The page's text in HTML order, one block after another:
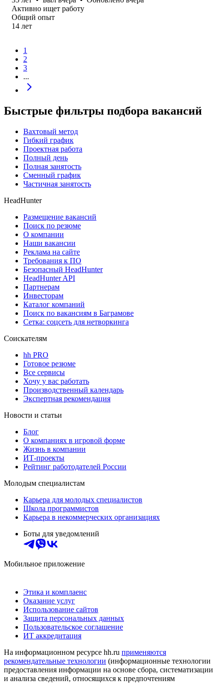
Активно ищет работу
Общий опыт
14 лет
1
2
3
...
Быстрые фильтры подбора вакансий
Вахтовый метод
Гибкий график
Проектная работа
Полный день
Полная занятость
Сменный график
Частичная занятость
HeadHunter
Размещение вакансий
Поиск по резюме
О компании
Наши вакансии
Реклама на сайте
Требования к ПО
Безопасный HeadHunter
HeadHunter API
Партнерам
Инвесторам
Каталог компаний
Поиск по вакансиям в Баграмове
Сетка: соцсеть для нетворкинга
Соискателям
hh PRO
Готовое резюме
Все сервисы
Хочу у вас работать
Производственный календарь
Экспертная рекомендация
Новости и статьи
Блог
О компаниях в игровой форме
Жизнь в компании
ИТ-проекты
Рейтинг работодателей России
Молодым специалистам
Карьера для молодых специалистов
Школа программистов
Карьера в некоммерческих организациях
Боты для уведомлений
Мобильное приложение
Этика и комплаенс
Оказание услуг
Использование сайтов
Защита персональных данных
Пользовательское соглашение
ИТ аккредитация
На информационном ресурсе hh.ru применяются
рекомендательные технологии (информационные технологии
предоставления информации на основе сбора, систематизации
и анализа сведений, относящихся к предпочтениям